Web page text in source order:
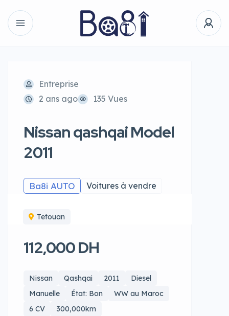
Entreprise
2 ans ago
135 Vues
Nissan qashqai Model
2011
Ba8i AUTO Voitures à vendre
Tetouan
112,000 DH
Nissan Qashqai 2011
Diesel
Manuelle
État: Bon
WW au Maroc
6 CV
300,000km